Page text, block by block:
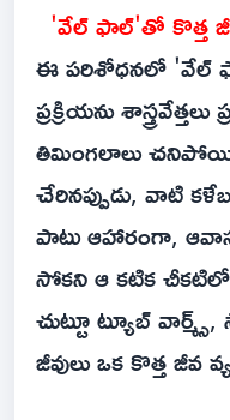
'వేల్ ఫాల్'తో కొత్త
ఈ పరిశోధనలో 'వేల్
ప్రక్రియను
తిమింగలాలు చనిపోయి
చేరినప్పుడు, వాటి
పాటు ఆహారంగా,
సోకని ఆ కటిక
చుట్టూ ట్యూబ్
జీవులు ఒక కొత్త జీవ